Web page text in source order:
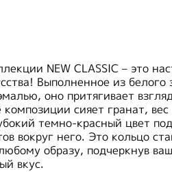
NEW CLASSIC – это
Выполненное из белого
оно притягивает
сияет гранат, вес
темно-красный цвет
вокруг него. Это кольцо
образу, подчеркнув
вкус.